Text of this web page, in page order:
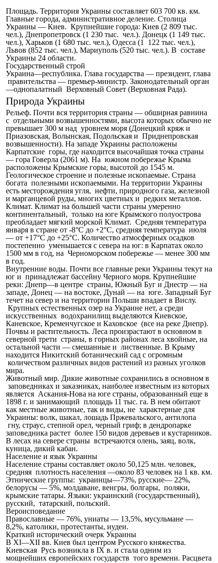
Площадь. Территория Украины составляет 603 700 кв. км.
Главные города, административное деление. Столица
Украины — Киев. Крупнейшие города: Киев (2 809 тыс.
чел.), Днепропетровск (1 230 тыс. чел.). Донецк (1 149 тыс.
чел.), Харьков (1 680 тыс. чел.), Одесса (1 122 тыс. чел.),
Львов (852 тыс. чел.), Мариуполь (520 тыс. чел.). В составе
Украины 24 области.
Государственный строй
Украина—республика. Глава государства — президент, глава
правительства — премьер-министр. Законодательный орган
—однопалатный Верховный Совет (Верховная Рада).
Природа Украины
Рельеф. Почти вся территория страны — обширная равнина
с отдельными возвышенностями, высота которых обычно не
превышает 300 м над уровнем моря (Донецкий кряж и
Приазовская, Волынская, Подольская и Приднепровская
возвышенности). На западе Украины расположены
Карпатские горы, где находится высочайшая точка страны
— гора Говерла (2061 м). На южном побережье Крыма
расположены Крымские горы, высотой до 1545 м.
Геологическое строение и полезные ископаемые. Страна
богата полезными ископаемыми. На территории Украины
есть месторождения угля, нефти, природного газа, железной
и марганцевой руды, многих цветных и редких металлов.
Климат. Климат на большей части страны умеренно
континентальный, только на юге Крымского полуострова
преобладает мягкий морской Климат. Средняя температура
января в стране от -8°С до +2°С, средняя температура июля
— от +17°С до +25°С. Количество атмосферных осадков
постепенно уменьшается с севера на юг: в Карпатах около
1500 мм в год, на Черноморском побережье — менее 300 мм
в год.
Внутренние воды. Почти все главные реки Украины текут на
юг и принадлежат бассейну Черного моря. Крупнейшие
реки: Днепр—в центре страны, Южный Буг и Днестр — на
западе, Донец — на востоке, Дунай — на юге. Западный Буг
течет на север и на территории Польши впадает в Вислу.
Крупных естественных озер на Украине нет, а среди
искусственных водохранилищ выделяются Киевское,
Каневское, Кременчугское и Каховское (все на реке Днепр).
Почвы и растительность. Леса произрастают в основном в
северной трети страны, в горных районах леса хвойные, на
остальной части — смешанные и лиственные. В Крыму
находится Никитский ботанический сад с огромным
количеством различных видов растений из разных уголков
мира.
Животный мир. Дикие животные сохранились в основном в
заповедниках и заказниках, наиболее известным из которых
является Аскания-Нова на юге страны, образованный еще в
1898 г. и занимающий площадь 11 тыс. га. В нем обитают
как местные животные, так и виды, не характерные для
Украины: волк, шакал, лошадь Пржевальского, антилопа
гну, страус, степной орел, черный гриф; в дендропарке
заповедника растет более 150 видов деревьев и кустарников.
В лесах на севере страны встречаются олень, заяц, волк,
куница, дикий кабан.
Население и язык Украины
Население страны составляет около 50,125 млн. человек,
средняя плотность населения —около 83 человек на 1 кв. км.
Этнические группы: украинцы—73%, русские— 22%,
белорусы — 5%, молдаване, венгры, болгары, поляки,
крымские татары. Языки: украинский (государственный),
русский, татарский, польский.
Вероисповедание
Православные — 76%, униаты — 13,5%, мусульмане —
8,2%, католики, протестанты, иудеи.
Краткий исторический очерк Украины
В XI—XII вв. Киев был центром Русского княжества.
Киевская Русь возникла в IX в. и стала одним из
мощнейших европейских государств того времени. Расцвета